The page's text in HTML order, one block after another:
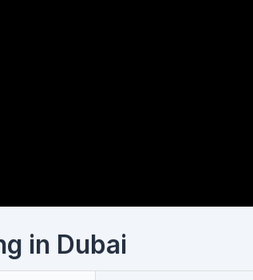
in Dubai